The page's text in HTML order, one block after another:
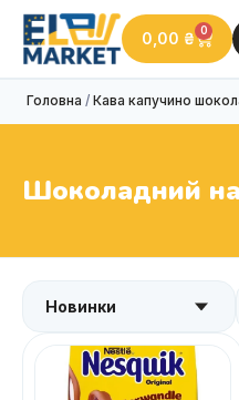
0,00 ₴ 0
Головна / Кава капучино
Шоколадний